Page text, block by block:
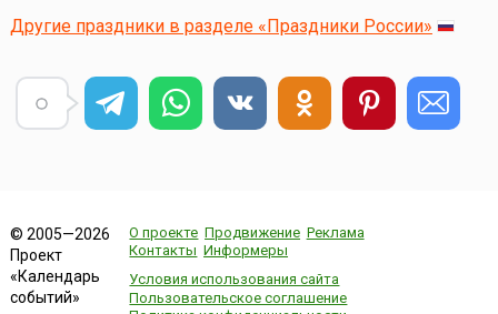
Другие праздники в разделе «Праздники России»
© 2005—2026
Проект
«Календарь
событий»
О проекте Продвижение Реклама
Контакты Информеры
Условия использования сайта
Пользовательское соглашение